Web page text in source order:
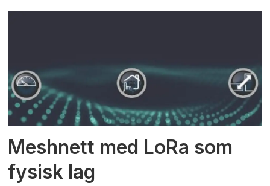
Meshnett med LoRa som
fysisk lag